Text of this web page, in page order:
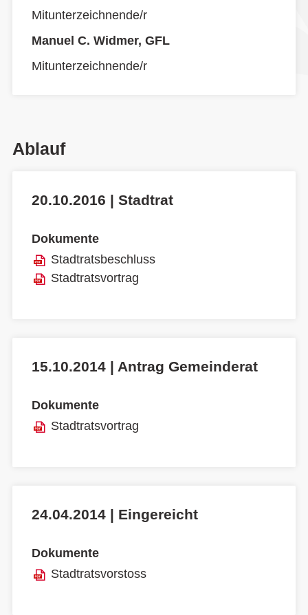
Mitunterzeichnende/r
Manuel C. Widmer, GFL
Mitunterzeichnende/r
Ablauf
20.10.2016 | Stadtrat
Dokumente
Stadtratsbeschluss
Stadtratsvortrag
15.10.2014 | Antrag Gemeinderat
Dokumente
Stadtratsvortrag
24.04.2014 | Eingereicht
Dokumente
Stadtratsvorstoss